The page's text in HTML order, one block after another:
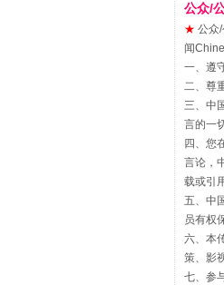
漫
公众/
★ 公众
闻
一、遵
二、尊
三、中
言的一
四、您
言论，
载或引
五、中
员有权
六、本
策、影
七、参